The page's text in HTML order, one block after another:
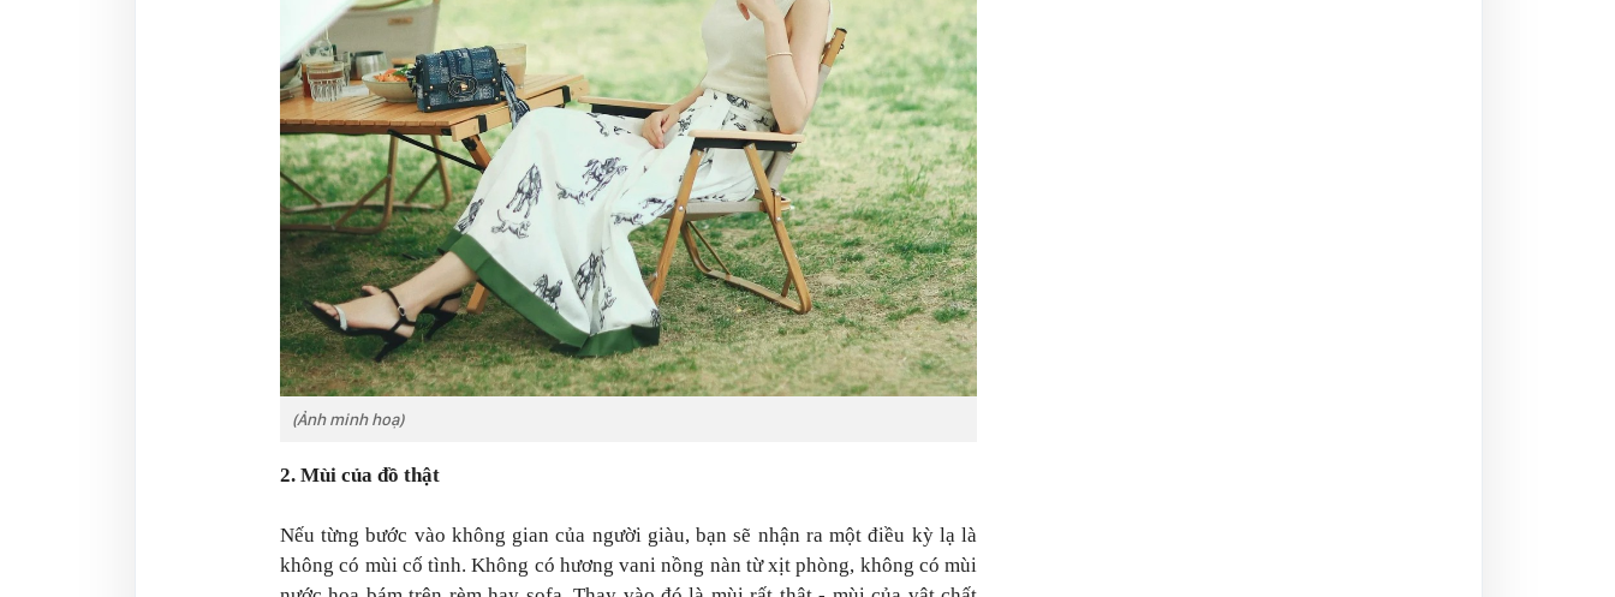
(Ảnh minh hoạ)
2. Mùi của đồ thật
Nếu từng bước vào không gian của người giàu, bạn sẽ nhận ra một điều kỳ lạ là
không có mùi cố tình. Không có hương vani nồng nàn từ xịt phòng, không có mùi